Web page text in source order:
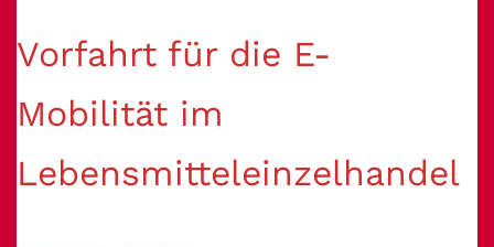
Vorfahrt für die E-
Mobilität im
Lebensmitteleinzelhandel